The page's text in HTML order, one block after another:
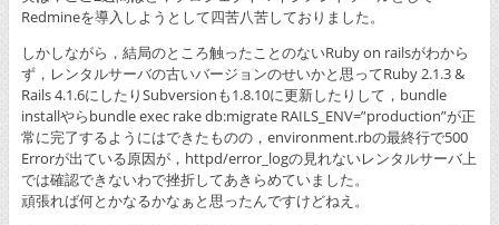
Redmineを導入しようとして四苦八苦しておりました。
しかしながら，結局のところ触ったことのないRuby on railsがわから
ず，レンタルサーバの古いバージョンのせいかと思ってRuby 2.1.3 &
Rails 4.1.6にしたりSubversionも1.8.10に更新したりして，bundle
installやらbundle exec rake db:migrate RAILS_ENV=”production”が正
常に完了するようにはできたものの，environment.rbの最終行で500
Errorが出ている原因が，httpd/error_logの見れないレンタルサーバ上
では確認できないわで挫折してあきらめていました。
頑張れば何とかなるかなぁと思ったんですけどねえ。